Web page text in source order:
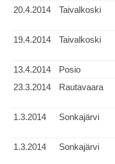
20.4.2014
Taivalkoski
19.4.2014 Taivalkoski
13.4.2014 Posio
23.3.2014
Rautavaara
1.3.2014 Sonkajärvi
1.3.2014 Sonkajärvi